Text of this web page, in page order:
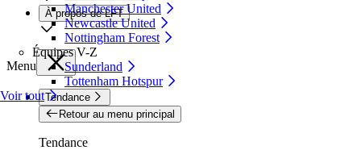
Manchester United
Newcastle United
Nottingham Forest
Équipes V-Z
Sunderland
Tottenham Hotspur
Voir tout
À propos de LFT
Menu
Tendance
Retour au menu principal
Tendance